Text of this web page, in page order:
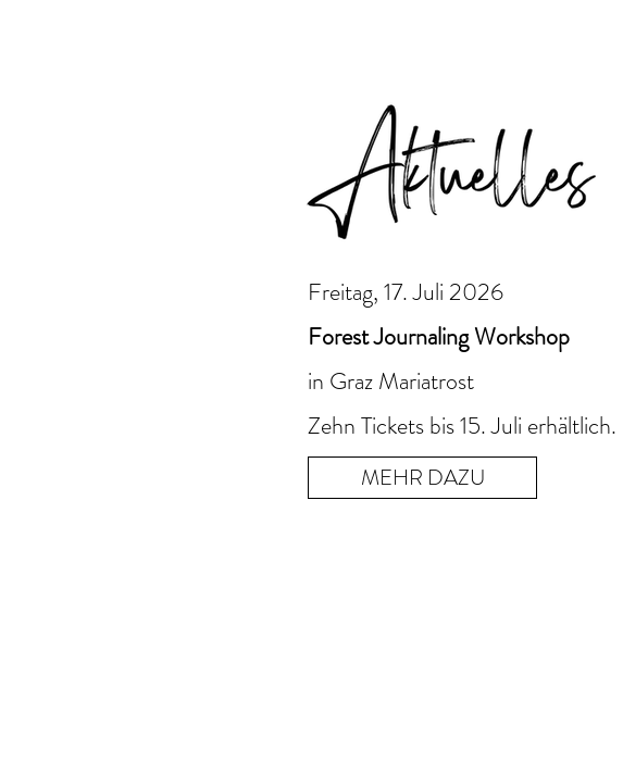
Freitag, 17. Juli 2026
Forest Journaling Workshop
in Graz Mariatrost
Zehn Tickets bis 15. Juli erhältlich.
MEHR DAZU